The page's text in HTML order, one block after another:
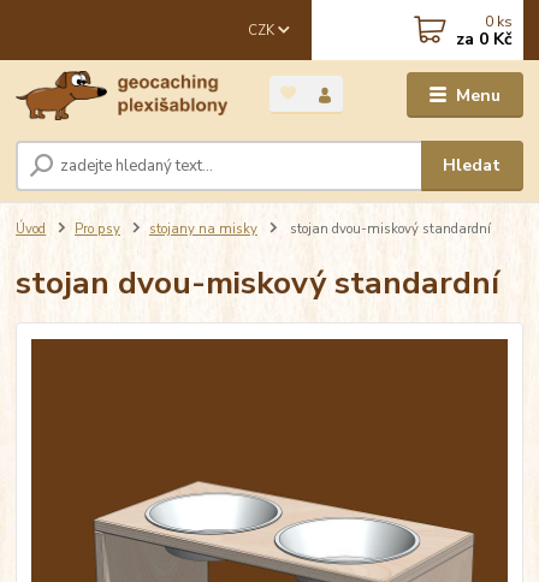
Menu
CZK
Hledat
0 ks
za 0 Kč
Úvod Pro psy stojany na misky stojan dvou-miskový standardní
stojan dvou-miskový standardní